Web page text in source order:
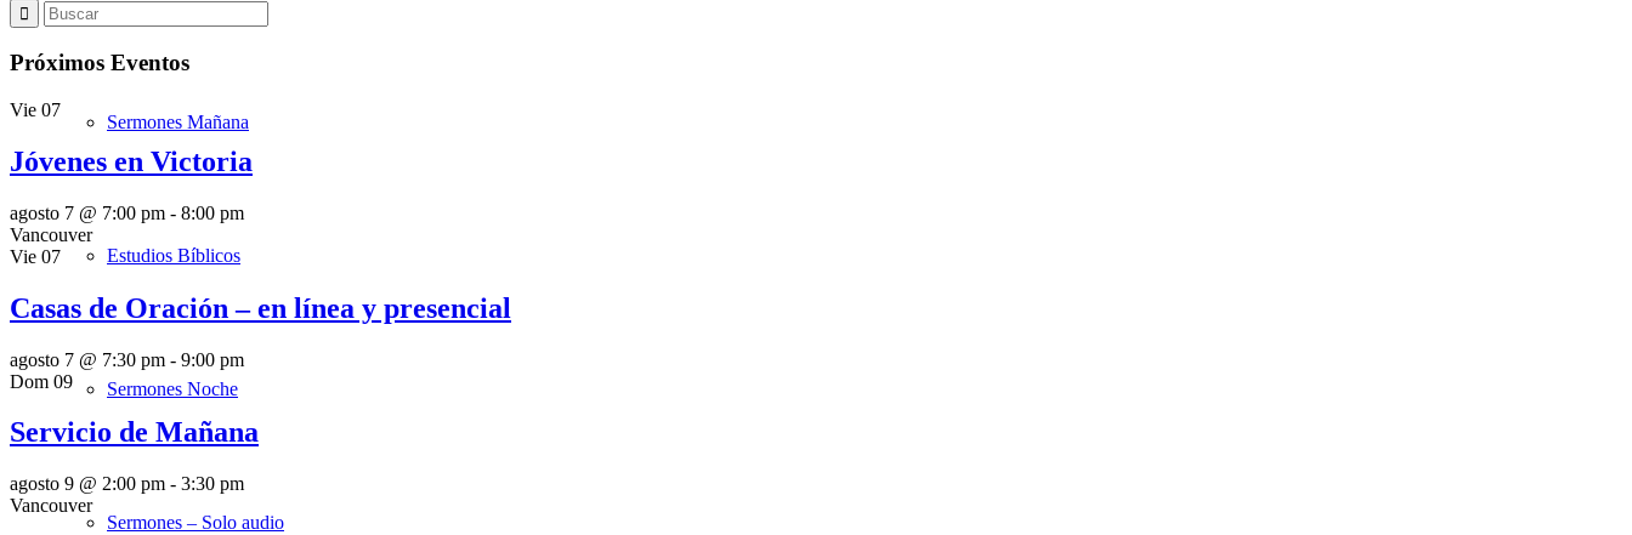
Sermones Mañana
Estudios Bíblicos
Sermones Noche
Sermones – Solo audio
Próximos Eventos
Vie 07
Jóvenes en Victoria
agosto 7 @ 7:00 pm - 8:00 pm
Vancouver
Vie 07
Casas de Oración – en línea y presencial
agosto 7 @ 7:30 pm - 9:00 pm
Dom 09
Servicio de Mañana
agosto 9 @ 2:00 pm - 3:30 pm
Vancouver